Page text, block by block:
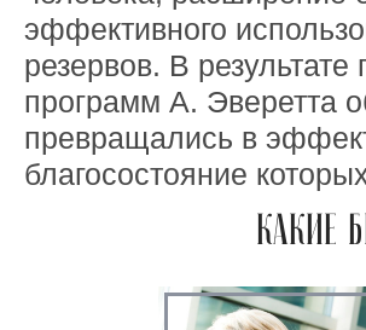
эффективного
резервов. В
программ А. Эверетта
превращались в
благосостояние
КАКИЕ